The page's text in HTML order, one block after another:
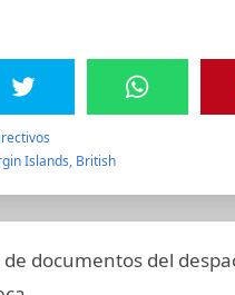
Islands, British
documentos del